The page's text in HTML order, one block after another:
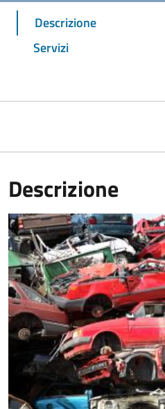
Descrizione
Servizi
Descrizione